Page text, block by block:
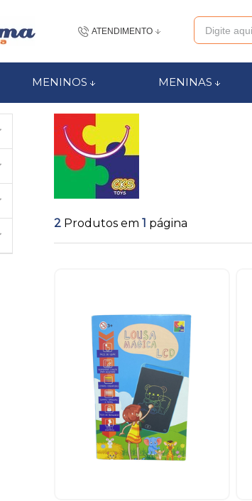
ATENDIMENTO
contato@fatimacrianca.com.br
MENINOS MENINAS
2 Produtos em 1 página